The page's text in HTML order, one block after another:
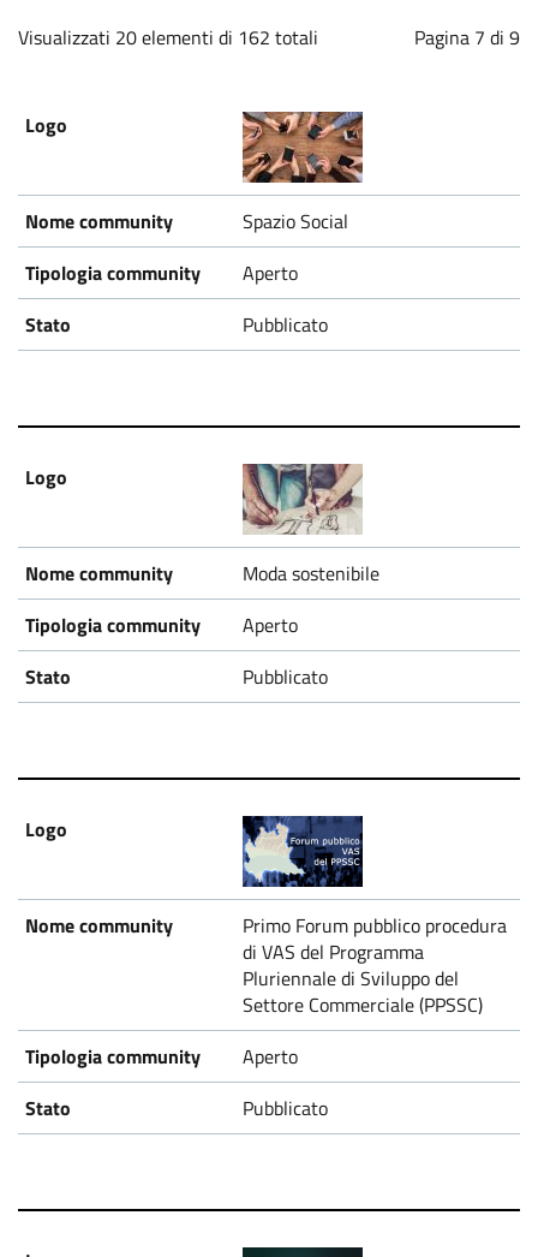
Visualizzati 20 elementi di 162 totali Pagina 7 di 9
Spazio Social
Aperto
Pubblicato
Moda sostenibile
Aperto
Pubblicato
Primo Forum pubblico procedura
di VAS del Programma
Pluriennale di Sviluppo del
Settore Commerciale (PPSSC)
Aperto
Pubblicato